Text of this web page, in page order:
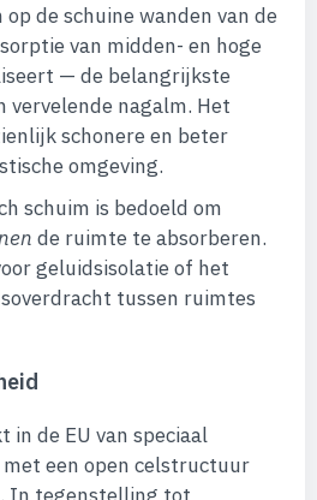
de schuine wanden van de
van midden- en hoge
— de belangrijkste
vervelende nagalm. Het
schonere en beter
omgeving.
schuim is bedoeld om
de ruimte te absorberen.
geluidsisolatie of het
tussen ruimtes
in de EU van speciaal
een open celstructuur